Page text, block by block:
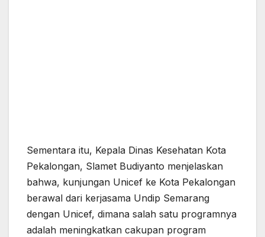
Sementara itu, Kepala Dinas Kesehatan Kota
Pekalongan, Slamet Budiyanto menjelaskan
bahwa, kunjungan Unicef ke Kota Pekalongan
berawal dari kerjasama Undip Semarang
dengan Unicef, dimana salah satu programnya
adalah meningkatkan cakupan program